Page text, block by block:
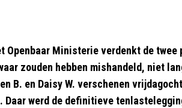
Openbaar Ministerie verdenkt de
zouden hebben mishandeld, niet
B. en Daisy W. verschenen
Daar werd de definitieve